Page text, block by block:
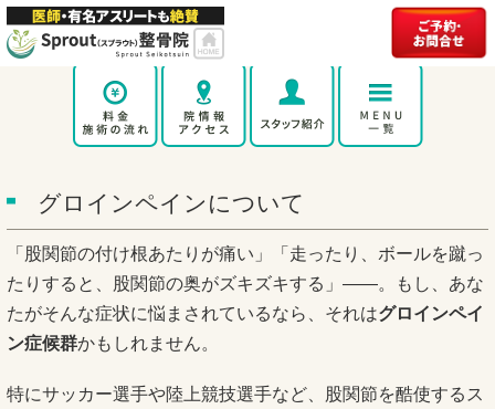
グロインペインについて
「股関節の付け根あたりが痛い」「走ったり、ボールを蹴っ
たりすると、股関節の奥がズキズキする」――。もし、あな
たがそんな症状に悩まされているなら、それはグロインペイ
ン症候群かもしれません。
特にサッカー選手や陸上競技選手など、股関節を酷使するス